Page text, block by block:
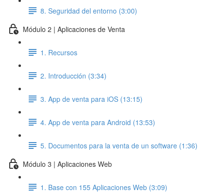
8. Seguridad del entorno (3:00)
Módulo 2 | Aplicaciones de Venta
1. Recursos
2. Introducción (3:34)
3. App de venta para iOS (13:15)
4. App de venta para Android (13:53)
5. Documentos para la venta de un software (1:36)
Módulo 3 | Aplicaciones Web
1. Base con 155 Aplicaciones Web (3:09)